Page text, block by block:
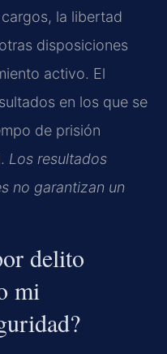
la libertad
disposiciones
activo. El
en los que se
de prisión
Los resultados
no garantizan un
delito
mi